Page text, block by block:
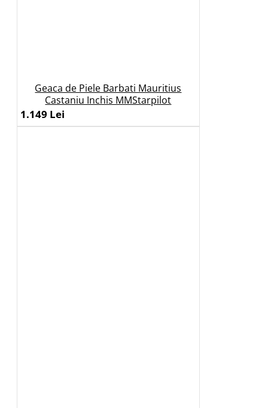
Geaca de Piele Barbati Mauritius
Castaniu Inchis MMStarpilot
1.149 Lei